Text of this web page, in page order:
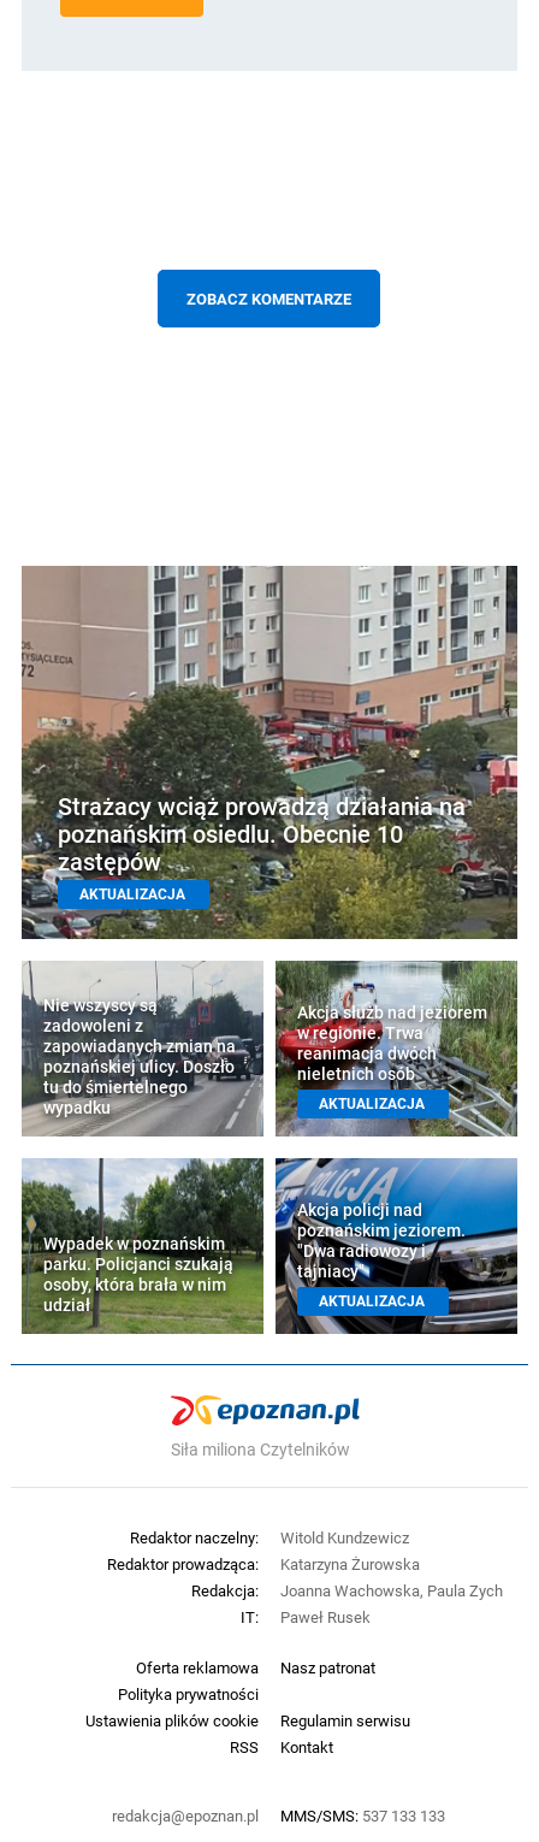
ZOBACZ KOMENTARZE
Strażacy wciąż prowadzą działania na
poznańskim osiedlu. Obecnie 10
zastępów
AKTUALIZACJA
Nie wszyscy są
zadowoleni z
zapowiadanych zmian na
poznańskiej ulicy. Doszło
tu do śmiertelnego
wypadku
Akcja służb nad jeziorem
w regionie. Trwa
reanimacja dwóch
nieletnich osób
AKTUALIZACJA
Wypadek w poznańskim
parku. Policjanci szukają
osoby, która brała w nim
udział
Akcja policji nad
poznańskim jeziorem.
"Dwa radiowozy i
tajniacy"
AKTUALIZACJA
Siła miliona Czytelników
Oferta reklamowa
Nasz patronat
Polityka prywatności
Ustawienia plików cookie
Regulamin serwisu
RSS
Kontakt
redakcja@epoznan.pl MMS/SMS: 537 133 133
Redaktor naczelny:
Witold Kundzewicz
Redaktor prowadząca:
Katarzyna Żurowska
Redakcja:
Joanna Wachowska, Paula Zych
IT:
Paweł Rusek